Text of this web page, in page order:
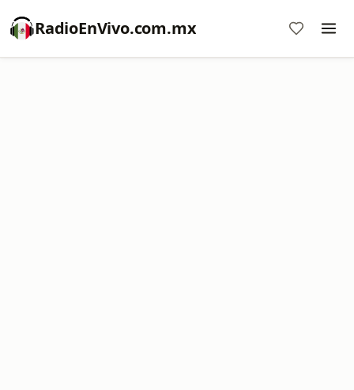
RadioEnVivo.com.mx